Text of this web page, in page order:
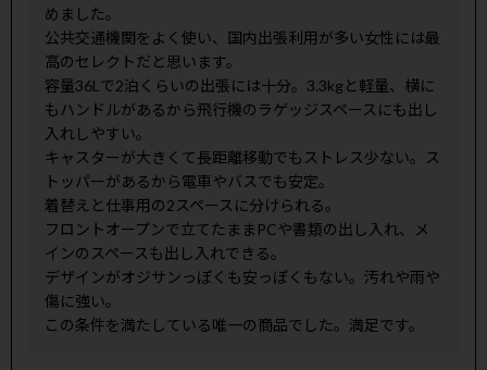
めました。
公共交通機関をよく使い、国内出張利用が多い女性には最
高のセレクトだと思います。
容量36Lで2泊くらいの出張には十分。3.3kgと軽量、横に
もハンドルがあるから飛行機のラゲッジスペースにも出し
入れしやすい。
キャスターが大きくて長距離移動でもストレス少ない。ス
トッパーがあるから電車やバスでも安定。
着替えと仕事用の2スペースに分けられる。
フロントオープンで立てたままPCや書類の出し入れ、メ
インのスペースも出し入れできる。
デザインがオジサンっぽくも安っぽくもない。汚れや雨や
傷に強い。
この条件を満たしている唯一の商品でした。満足です。